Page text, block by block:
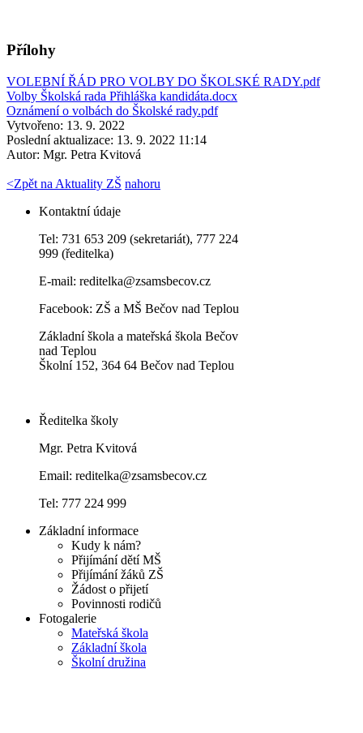
Přílohy
VOLEBNÍ ŘÁD PRO VOLBY DO ŠKOLSKÉ RADY.pdf
Volby Školská rada Přihláška kandidáta.docx
Oznámení o volbách do Školské rady.pdf
Vytvořeno: 13. 9. 2022
Poslední aktualizace: 13. 9. 2022 11:14
Autor: Mgr. Petra Kvitová
<Zpět na Aktuality ZŠ nahoru
Kontaktní údaje
Tel: 731 653 209 (sekretariát), 777 224
999 (ředitelka)
E-mail: reditelka@zsamsbecov.cz
Facebook: ZŠ a MŠ Bečov nad Teplou
Základní škola a mateřská škola Bečov
nad Teplou
Školní 152, 364 64 Bečov nad Teplou
Ředitelka školy
Mgr. Petra Kvitová
Email: reditelka@zsamsbecov.cz
Tel: 777 224 999
Základní informace
Kudy k nám?
Přijímání dětí MŠ
Přijímání žáků ZŠ
Žádost o přijetí
Povinnosti rodičů
Fotogalerie
Mateřská škola
Základní škola
Školní družina